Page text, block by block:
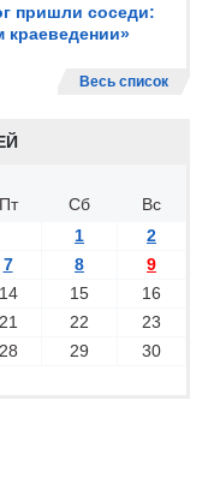
пришли соседи:
краеведении»
Весь список
Пт Сб
Вс
1
2
7 8
9
14 15
16
21 22
23
28 29
30